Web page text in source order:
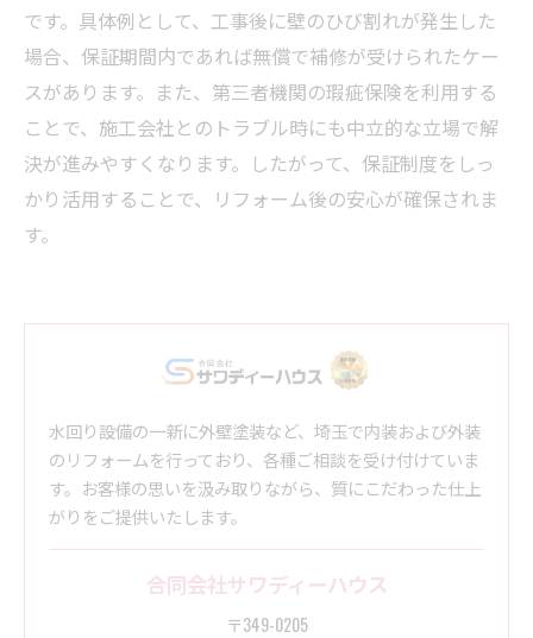
です。具体例として、工事後に壁のひび割れが発生した
場合、保証期間内であれば無償で補修が受けられたケー
スがあります。また、第三者機関の瑕疵保険を利用する
ことで、施工会社とのトラブル時にも中立的な立場で解
決が進みやすくなります。したがって、保証制度をしっ
かり活用することで、リフォーム後の安心が確保されま
す。
水回り設備の一新に外壁塗装など、埼玉で内装および外装
のリフォームを行っており、各種ご相談を受け付けていま
す。お客様の思いを汲み取りながら、質にこだわった仕上
がりをご提供いたします。
合同会社サワディーハウス
〒349-0205